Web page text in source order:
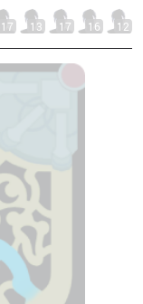
17 13 17 16 12